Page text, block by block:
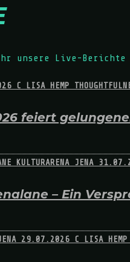
unsere Live-
feiert
– Ein